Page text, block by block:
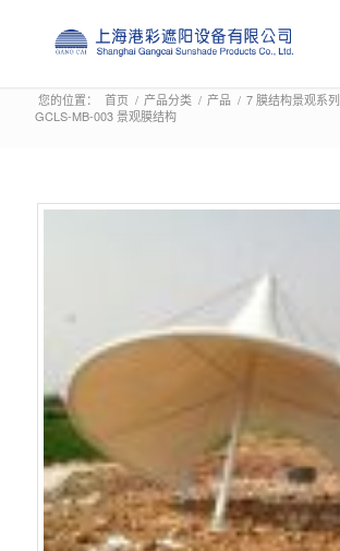
您的位置： 首页 / 产品分类 / 产品 / 7 膜结构景观系列
GCLS-MB-003 景观膜结构